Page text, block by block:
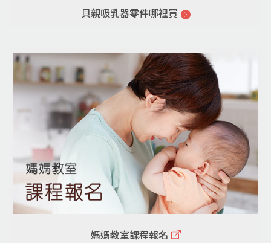
貝親吸乳器零件哪裡買
媽媽教室課程報名